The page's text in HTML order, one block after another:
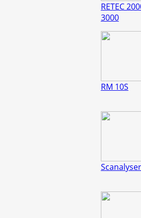
RETEC
3000
RM 10S
Scanalyser